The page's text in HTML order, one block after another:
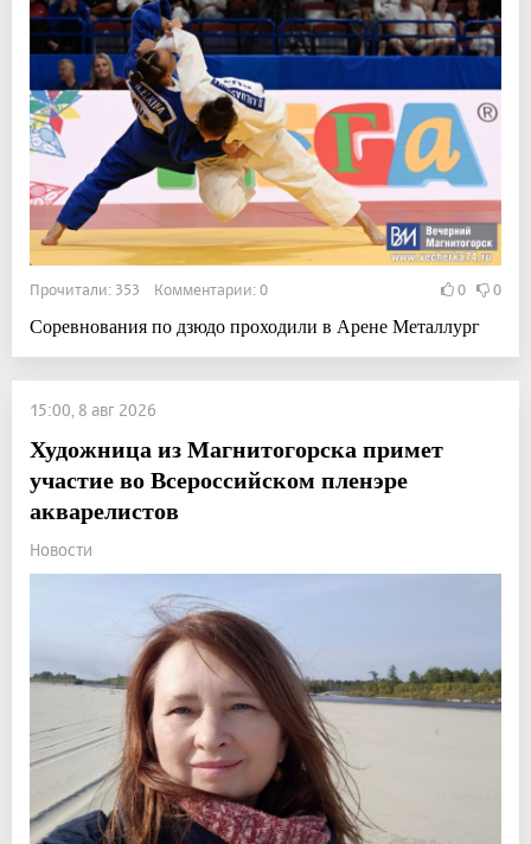
Прочитали: 353 Комментарии: 0 0 0
Соревнования по дзюдо проходили в Арене Металлург
15:00, 8 авг 2026
Художница из Магнитогорска примет
участие во Всероссийском пленэре
акварелистов
Новости